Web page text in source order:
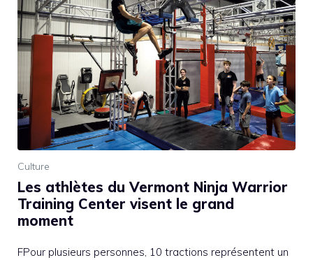
Culture
Les athlètes du Vermont Ninja Warrior
Training Center visent le grand
moment
FPour plusieurs personnes, 10 tractions représentent un